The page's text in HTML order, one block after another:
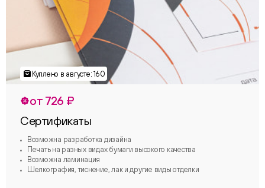
от 726 ₽
Сертификаты
Возможна разработка дизайна
Печать на разных видах бумаги высокого качества
Возможна ламинация
Шелкография, тиснение, лак и другие виды отделки